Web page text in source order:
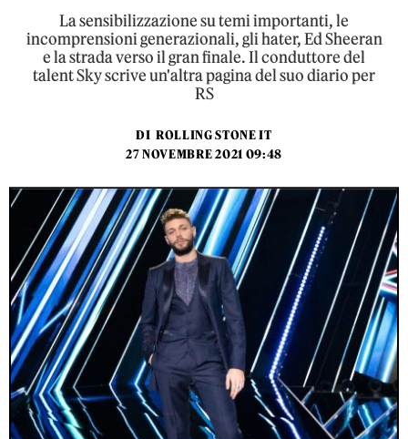
La sensibilizzazione su temi importanti, le
incomprensioni generazionali, gli hater, Ed Sheeran
e la strada verso il gran finale. Il conduttore del
talent Sky scrive un'altra pagina del suo diario per
RS
DI ROLLING STONE IT
27 NOVEMBRE 2021 09:48